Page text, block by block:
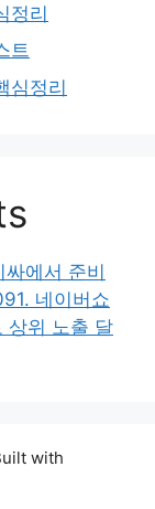
정리
트
심정리
에서 준비
네이버쇼
상위 노출 달
with